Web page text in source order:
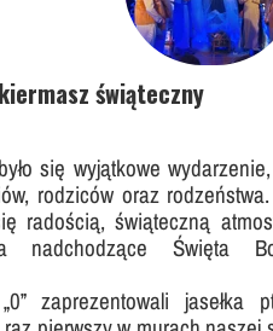
się wyjątkowe
rodziców oraz
radością, świąteczną
nadchodzące Święta
zaprezentowali jasełka
świąteczny
Program wychowawczo-
Procedura bezpieczeństwa/Covid-
Deklaracja
Standardy Ochrony